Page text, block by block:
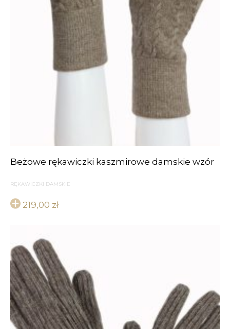
Beżowe rękawiczki kaszmirowe damskie wzór
RĘKAWICZKI DAMSKIE
219,00 zł